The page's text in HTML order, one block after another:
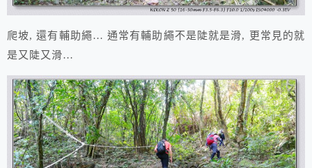
爬坡, 還有輔助繩… 通常有輔助繩不是陡就是滑, 更常見的就
是又陡又滑…